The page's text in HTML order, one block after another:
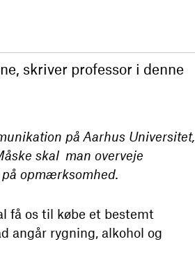
skriver professor i denne
på Aarhus Universitet,
skal man overveje
opmærksomhed.
få os til købe et bestemt
angår rygning, alkohol og